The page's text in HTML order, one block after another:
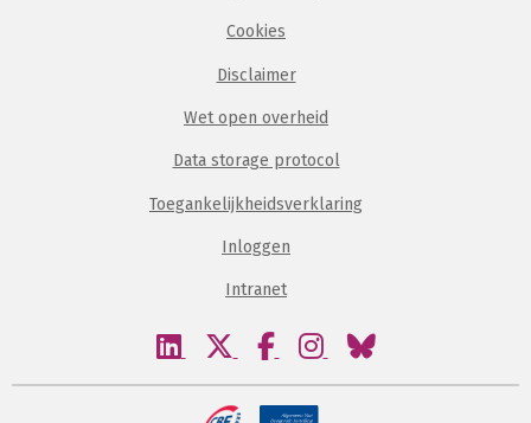
Cookies
Disclaimer
Wet open overheid
Data storage protocol
Toegankelijkheidsverklaring
Inloggen
Intranet
Bezoek
linkedin
Bezoek
twitter
Bezoek
facebook
Bezoek
instagram
Bezoek